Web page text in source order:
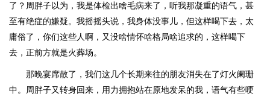
了？周胖子以为，我是体检出啥毛病来了，听我那凝重的语气，甚
至有绝症的嫌疑。我摇摇头说，我身体没事儿，但这样喝下去，太
庸俗了，你们这些人啊，又没啥情怀啥格局啥追求的，这样喝下
去，正前方就是火葬场。
那晚宴席散了，我们这几个长期来往的朋友消失在了灯火阑珊
中。周胖子又转身回来，用力拥抱站在原地发呆的我，语气有些哽